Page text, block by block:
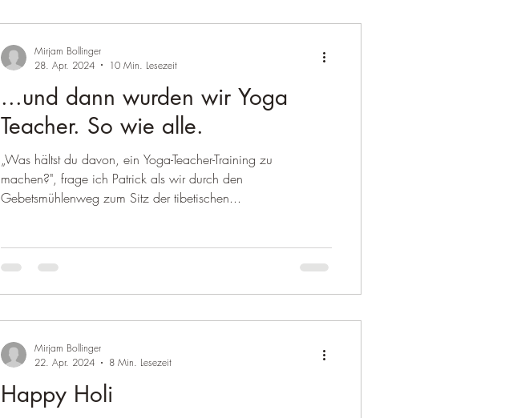
...und dann wurden wir Yoga
Teacher. So wie alle.
„Was hältst du davon, ein Yoga-Teacher-Training zu
machen?", frage ich Patrick als wir durch den
Gebetsmühlenweg zum Sitz der tibetischen...
Mirjam Bollinger
28. Apr. 2024
10 Min. Lesezeit
Happy Holi
Mirjam Bollinger
22. Apr. 2024
8 Min. Lesezeit